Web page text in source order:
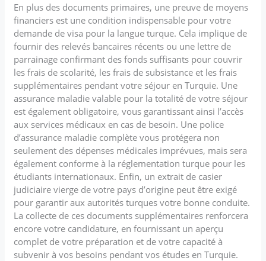
En plus des documents primaires, une preuve de moyens
financiers est une condition indispensable pour votre
demande de visa pour la langue turque. Cela implique de
fournir des relevés bancaires récents ou une lettre de
parrainage confirmant des fonds suffisants pour couvrir
les frais de scolarité, les frais de subsistance et les frais
supplémentaires pendant votre séjour en Turquie. Une
assurance maladie valable pour la totalité de votre séjour
est également obligatoire, vous garantissant ainsi l’accès
aux services médicaux en cas de besoin. Une police
d’assurance maladie complète vous protégera non
seulement des dépenses médicales imprévues, mais sera
également conforme à la réglementation turque pour les
étudiants internationaux. Enfin, un extrait de casier
judiciaire vierge de votre pays d’origine peut être exigé
pour garantir aux autorités turques votre bonne conduite.
La collecte de ces documents supplémentaires renforcera
encore votre candidature, en fournissant un aperçu
complet de votre préparation et de votre capacité à
subvenir à vos besoins pendant vos études en Turquie.